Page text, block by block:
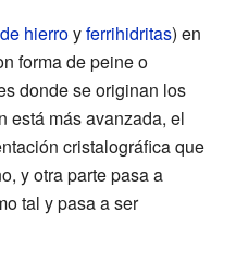
hierroyferrihidritas) en
forma de peine o
donde se originan los
está más avanzada, el
cristalográfica que
y otra parte pasa a
tal y pasa a ser